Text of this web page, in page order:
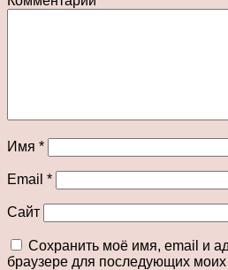
Имя *
Email *
Сайт
Сохранить моё имя, email и
браузере для последующих